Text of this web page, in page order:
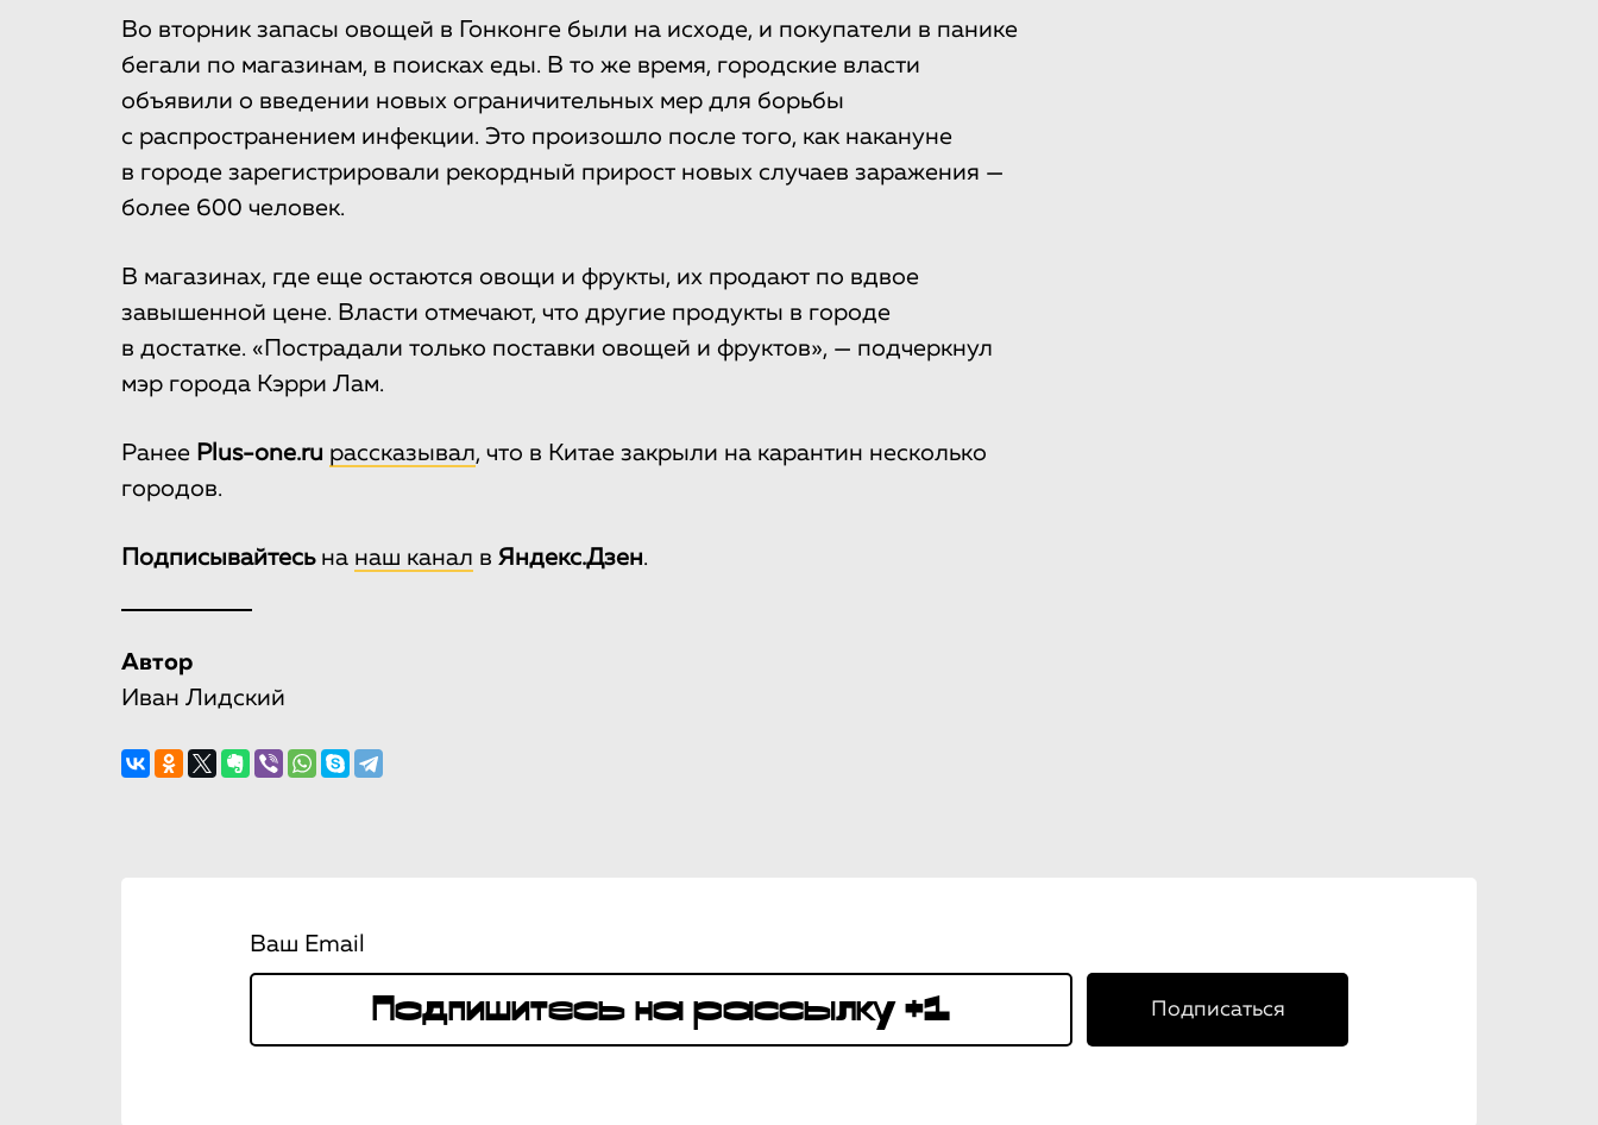
Во вторник запасы овощей в Гонконге были на исходе, и покупатели в панике
бегали по магазинам, в поисках еды. В то же время, городские власти
объявили о введении новых ограничительных мер для борьбы
с распространением инфекции. Это произошло после того, как накануне
в городе зарегистрировали рекордный прирост новых случаев заражения —
более 600 человек.
В магазинах, где еще остаются овощи и фрукты, их продают по вдвое
завышенной цене. Власти отмечают, что другие продукты в городе
в достатке. «Пострадали только поставки овощей и фруктов», — подчеркнул
мэр города Кэрри Лам.
Ранее Plus-one.ru рассказывал, что в Китае закрыли на карантин несколько
городов.
Подписывайтесьна наш канал в Яндекс.Дзен.
Автор
Иван Лидский
Ваш Email
Подписаться